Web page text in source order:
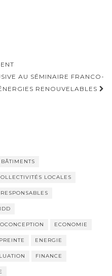
AU SÉMINAIRE FRANCO-
RENOUVELABLES
BÂTIMENTS
LOCALES
ECONOMIE
ENERGIE
FINANCE